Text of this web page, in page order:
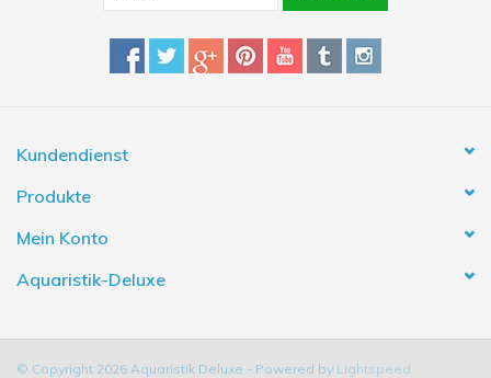
Kundendienst
Produkte
Mein Konto
Aquaristik-Deluxe
© Copyright 2026 Aquaristik Deluxe - Powered by Lightspeed